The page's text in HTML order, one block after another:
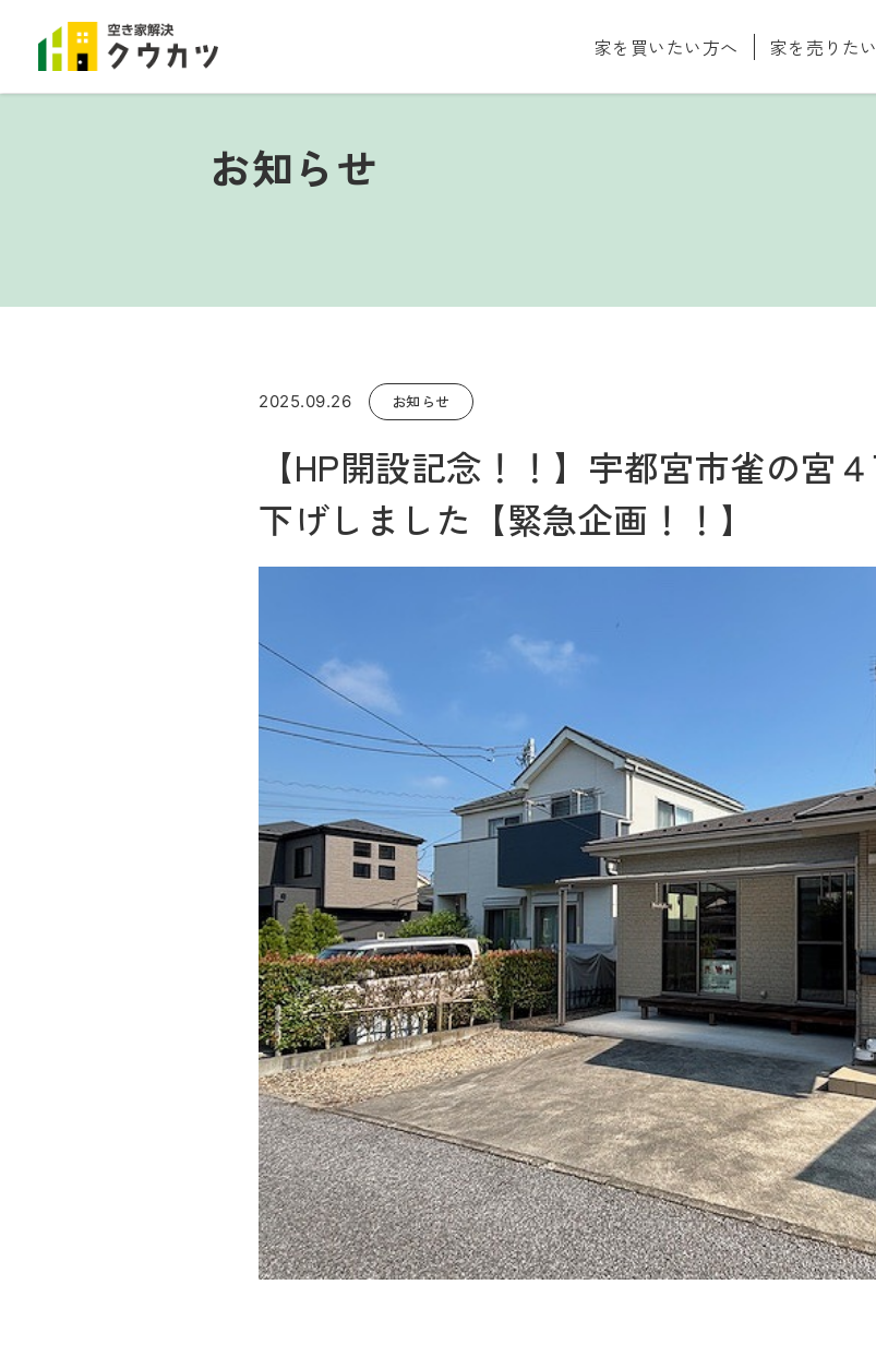
家を買いたい方へ 家を売りた
お知らせ
2025.09.26 お知らせ
【HP開設記念！！】宇都宮市雀の宮
下げしました【緊急企画！！】